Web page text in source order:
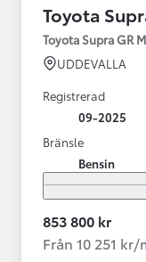
Toyota
Toyota Supra GR
UDDEVALLA
Registrerad
09-2025
Bränsle
Bensin
853 800 kr
Från 10 251 kr/